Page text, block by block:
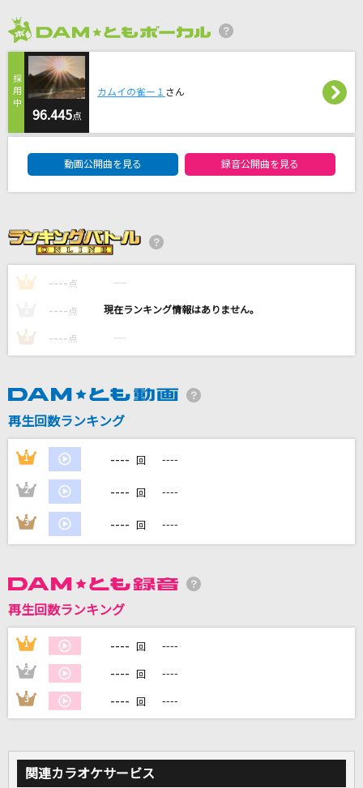
ORION
中島美嘉
[生音]himawari
Mr.Children
[生音]左右盲
Sweet Planet
岡田有希子
DAMの新曲・ランキングなど
カラオケ最新情報をチェック！
カラオケをもっと楽しもう！
96.445点
カムイの雀ー１ さん
動画公開曲を見る 録音公開曲を見る
1 ---- 点 ----
---- 点 ----
3 ---- 点 ----
再生回数ランキング
1 ---- 回 ----
2 ---- 回 ----
3 ---- 回 ----
再生回数ランキング
1 ---- 回 ----
2 ---- 回 ----
3 ---- 回 ----
関連カラオケサービス